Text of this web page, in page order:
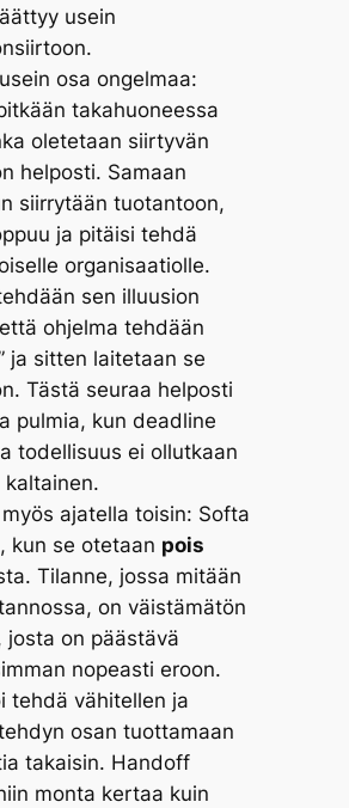
usein
osa ongelmaa:
takahuoneessa
oletetaan siirtyvän
helposti. Samaan
siirrytään tuotantoon,
ja pitäisi tehdä
organisaatiolle.
sen illuusion
ohjelma tehdään
ja sitten laitetaan se
Tästä seuraa helposti
pulmia, kun deadline
todellisuus ei ollutkaan
kaltainen.
ajatella toisin: Softa
kun se otetaan pois
Tilanne, jossa mitään
on väistämätön
josta on päästävä
nopeasti eroon.
tehdä vähitellen ja
osan tuottamaan
takaisin. Handoff
monta kertaa kuin